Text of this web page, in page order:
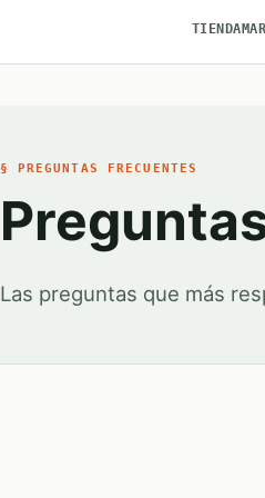
TIENDA
§ PREGUNTAS FRECUENTES
Las preguntas que más